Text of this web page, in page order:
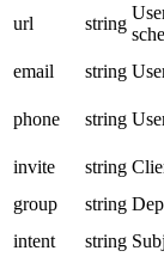
url
string
email
string
phone
string
invite
string
group
string
intent
string